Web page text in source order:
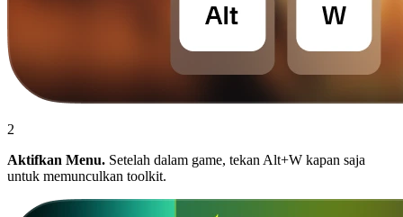
2
Aktifkan Menu. Setelah dalam game, tekan Alt+W kapan saja
untuk memunculkan toolkit.